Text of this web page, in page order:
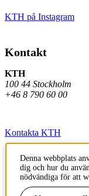
KTH på Instagram
Kontakt
KTH
100 44 Stockholm
+46 8 790 60 00
Kontakta KTH
Jobba på KTH
Press och media
Denna webbplats
dig och hur du
nödvändiga för att